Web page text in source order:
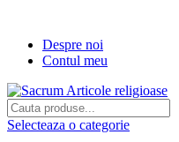
Despre noi
Contul meu
Selecteaza o categorie